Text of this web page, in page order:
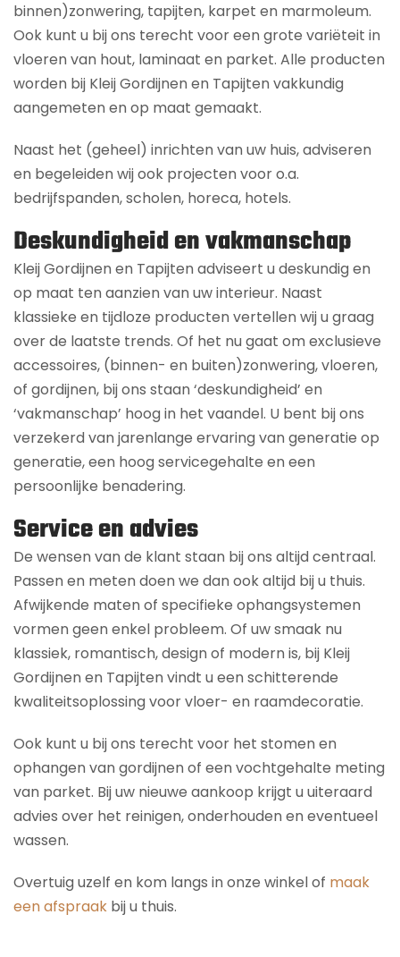
binnen)zonwering, tapijten, karpet en marmoleum.
Ook kunt u bij ons terecht voor een grote variëteit in
vloeren van hout, laminaat en parket. Alle producten
worden bij Kleij Gordijnen en Tapijten vakkundig
aangemeten en op maat gemaakt.
Naast het (geheel) inrichten van uw huis, adviseren
en begeleiden wij ook projecten voor o.a.
bedrijfspanden, scholen, horeca, hotels.
Deskundigheid en vakmanschap
Kleij Gordijnen en Tapijten adviseert u deskundig en
op maat ten aanzien van uw interieur. Naast
klassieke en tijdloze producten vertellen wij u graag
over de laatste trends. Of het nu gaat om exclusieve
accessoires, (binnen- en buiten)zonwering, vloeren,
of gordijnen, bij ons staan ‘deskundigheid’ en
‘vakmanschap’ hoog in het vaandel. U bent bij ons
verzekerd van jarenlange ervaring van generatie op
generatie, een hoog servicegehalte en een
persoonlijke benadering.
Service en advies
De wensen van de klant staan bij ons altijd centraal.
Passen en meten doen we dan ook altijd bij u thuis.
Afwijkende maten of specifieke ophangsystemen
vormen geen enkel probleem. Of uw smaak nu
klassiek, romantisch, design of modern is, bij Kleij
Gordijnen en Tapijten vindt u een schitterende
kwaliteitsoplossing voor vloer- en raamdecoratie.
Ook kunt u bij ons terecht voor het stomen en
ophangen van gordijnen of een vochtgehalte meting
van parket. Bij uw nieuwe aankoop krijgt u uiteraard
advies over het reinigen, onderhouden en eventueel
wassen.
Overtuig uzelf en kom langs in onze winkel of maak
een afspraak bij u thuis.